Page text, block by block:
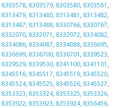
8303578, 8303579, 8303580, 8303581 ,
8313479, 8313480, 8313481 , 8313482,
8313487, 8313488, 8330766, 8330767,
8332070, 8332071 , 8332072, 8334082,
8334086, 8334087, 8334088, 8336695,
8336699, 8336700, 8336701 , 8339523,
8339529, 8339530, 8341100, 8341101 ,
8345516, 8345517, 8345519, 8345520,
8345524, 8345525, 8345526, 8345527,
8353323, 8353324, 8353325, 8353326,
8353922, 8353923, 8353924, 8356456,